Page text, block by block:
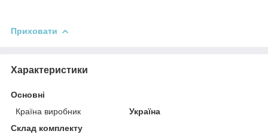
Приховати
Характеристики
Основні
Країна виробник
Україна
Склад комплекту